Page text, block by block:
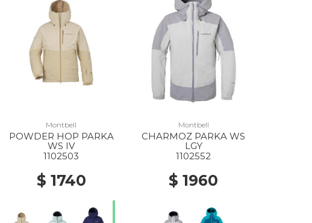
Montbell
POWDER HOP PARKA
WS IV
1102503
$ 1740
Montbell
CHARMOZ PARKA WS
LGY
1102552
$ 1960